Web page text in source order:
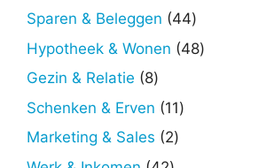
producten
Sparen & Beleggen 4444
producten
Hypotheek & Wonen 4848
Gezin & Relatie 88
producten
Schenken & Erven 1111
Marketing & Sales 22